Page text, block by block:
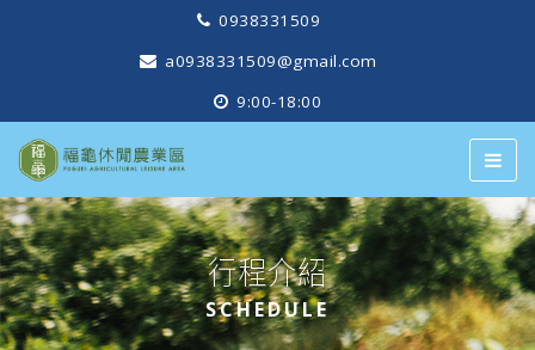
0938331509
a0938331509@gmail.com
9:00-18:00
行程介紹
SCHEDULE